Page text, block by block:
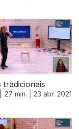
tradicionais
27 min. | 23 abr. 2021